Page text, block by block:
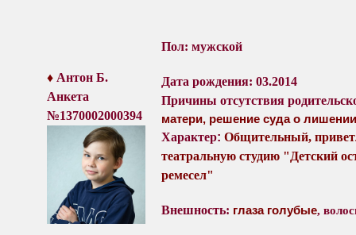
♦ Антон Б.
Анкета
№1370002000394
Пол: мужской
Дата рождения: 03.2014
Причины отсутствия
матери, решение суда о
Характер: Общительный,
театральную студию "Детский
ремесел"
Внешность: глаза голубые,